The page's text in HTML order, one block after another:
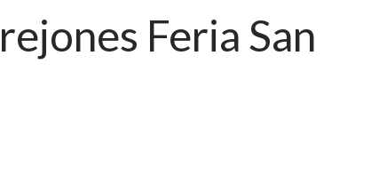
Feria San